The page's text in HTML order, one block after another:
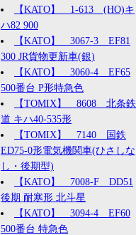
【KATO】 1-613 (HO)キ
ハ82 900
【KATO】 3067-3 EF81
300 JR貨物更新車(銀)
【KATO】 3060-4 EF65
500番台 P形特急色
【TOMIX】 8608 北条鉄
道 キハ40-535形
【TOMIX】 7140 国鉄
ED75-0形電気機関車(ひさしな
し・後期型)
【KATO】 7008-F DD51
後期 耐寒形 北斗星
【KATO】 3094-4 EF60
500番台 特急色